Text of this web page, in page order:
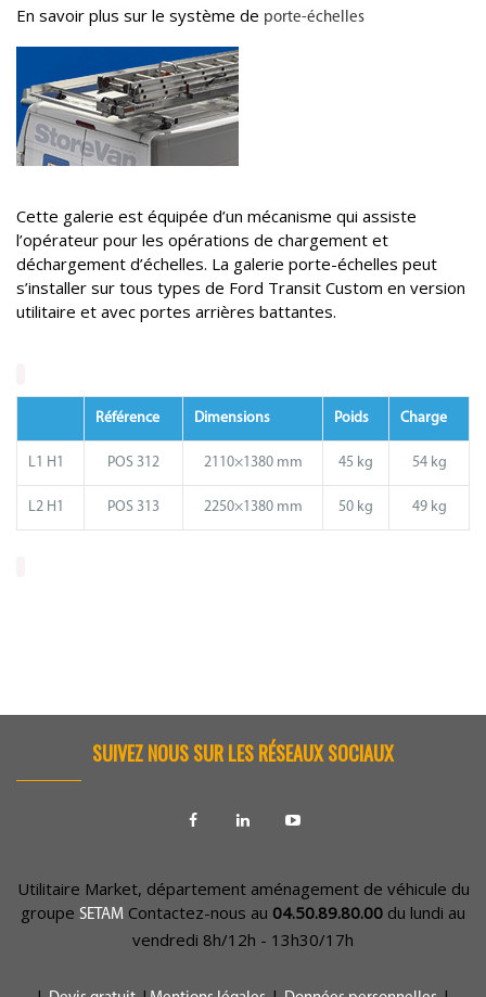
En savoir plus sur le système de porte-échelles
Cette galerie est équipée d’un mécanisme qui assiste
l’opérateur pour les opérations de chargement et
déchargement d’échelles. La galerie porte-échelles peut
s’installer sur tous types de Ford Transit Custom en version
utilitaire et avec portes arrières battantes.
Référence Dimensions Poids Charge
L1 H1 POS 312 2110×1380 mm 45 kg 54 kg
L2 H1 POS 313 2250×1380 mm 50 kg 49 kg
SUIVEZ NOUS SUR LES RÉSEAUX SOCIAUX
Utilitaire Market, département aménagement de véhicule du
groupe SETAM Contactez-nous au 04.50.89.80.00 du lundi au
vendredi 8h/12h - 13h30/17h